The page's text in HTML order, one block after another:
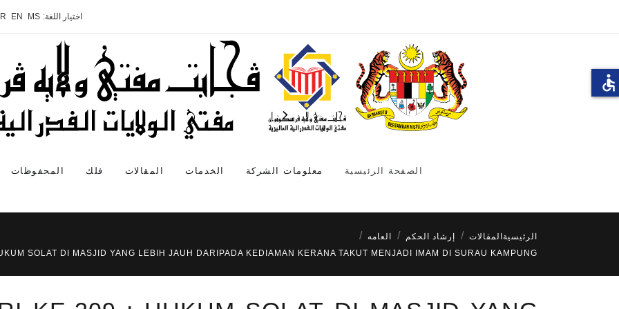
اختيار اللغة: MS
EN
الصفحة الرئيسية معلومات الشركة الخدمات المقالات فلك المحفوظات
الرئيسية المقالات إرشاد الحكم
العامه
SOLAT DI MASJID YANG LEBIH JAUH DARIPADA KEDIAMAN KERANA TAKUT MENJADI IMAM DI SURAU KAMPUNG
accessible